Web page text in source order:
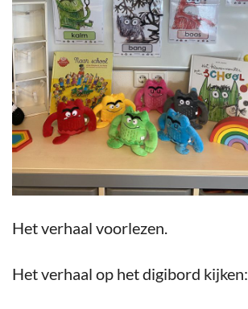
Het verhaal voorlezen.
Het verhaal op het digibord kijken: